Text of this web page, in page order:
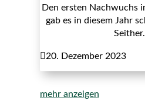
Den ersten Nachwuchs
gab es in diesem Jahr
20. Dezember 2023
mehr anzeigen